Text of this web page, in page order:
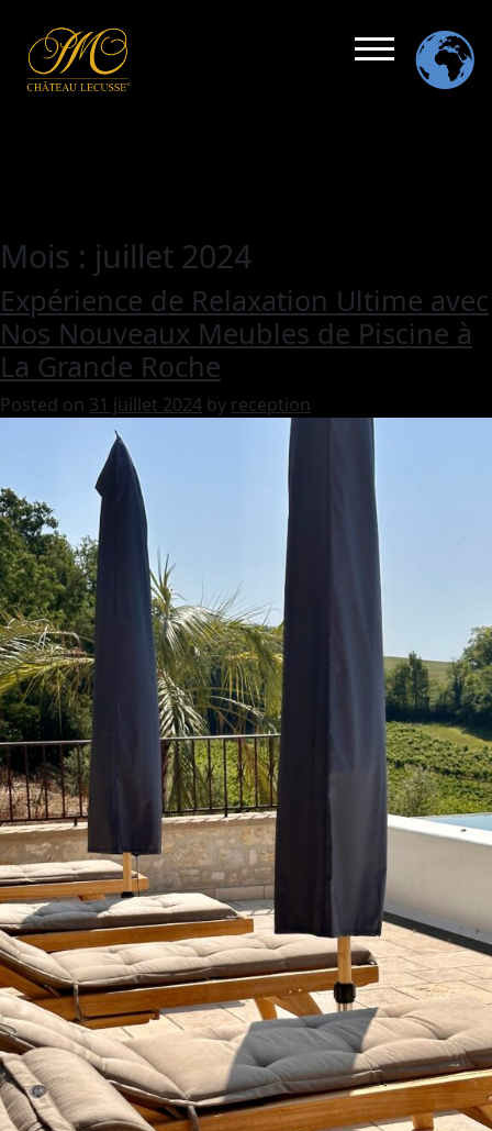
Mois : juillet 2024
Expérience de Relaxation Ultime avec
Nos Nouveaux Meubles de Piscine à
La Grande Roche
Posted on 31 juillet 2024 by reception